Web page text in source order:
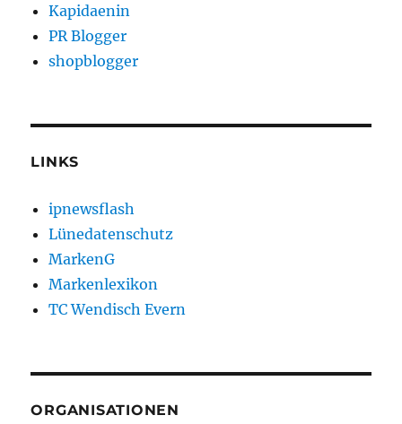
Kapidaenin
PR Blogger
shopblogger
LINKS
ipnewsflash
Lünedatenschutz
MarkenG
Markenlexikon
TC Wendisch Evern
ORGANISATIONEN